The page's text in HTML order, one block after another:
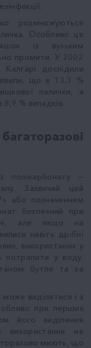
розмножуються
Особливо це
із вузьким
промити. У 2002
Калгарі дослідили
що в 13,3 %
палички, а
% випадків.
полікарбонату —
Зазвичай цей
або позначенням
безпечний при
але якщо на
навіть дрібні
використаних у
потрапити у воду.
бутля та за
може виділятися і з
при перших
його виділення
використання не
миють, що